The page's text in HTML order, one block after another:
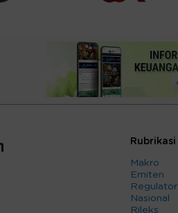
Rubrikasi
Makro
Emiten
Regulator
Nasional
Rileks